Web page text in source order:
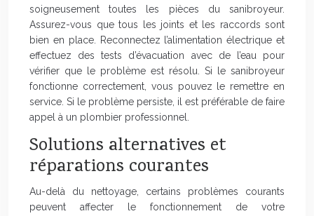
soigneusement toutes les pièces du sanibroyeur.
Assurez-vous que tous les joints et les raccords sont
bien en place. Reconnectez l’alimentation électrique et
effectuez des tests d’évacuation avec de l’eau pour
vérifier que le problème est résolu. Si le sanibroyeur
fonctionne correctement, vous pouvez le remettre en
service. Si le problème persiste, il est préférable de faire
appel à un plombier professionnel.
Solutions alternatives et
réparations courantes
Au-delà du nettoyage, certains problèmes courants
peuvent affecter le fonctionnement de votre